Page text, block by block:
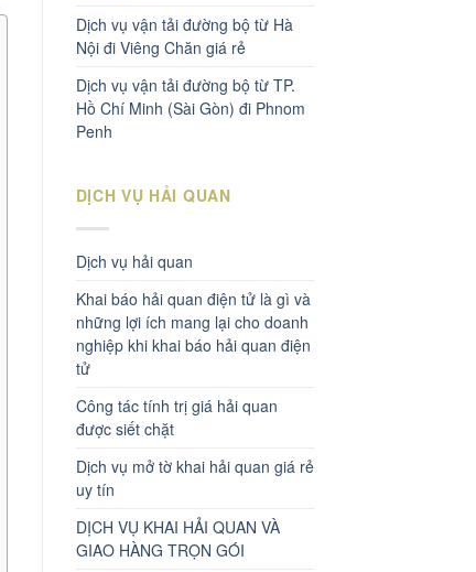
Dịch vụ vận tải đường bộ từ Hà
Nội đi Viêng Chăn giá rẻ
Dịch vụ vận tải đường bộ từ TP.
Hồ Chí Minh (Sài Gòn) đi Phnom
Penh
DỊCH VỤ HẢI QUAN
Dịch vụ hải quan
Khai báo hải quan điện tử là gì và
những lợi ích mang lại cho doanh
nghiệp khi khai báo hải quan điện
tử
Công tác tính trị giá hải quan
được siết chặt
Dịch vụ mở tờ khai hải quan giá rẻ
uy tín
DỊCH VỤ KHAI HẢI QUAN VÀ
GIAO HÀNG TRỌN GÓI